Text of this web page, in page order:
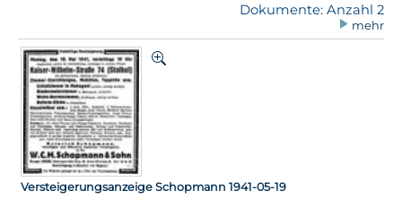
Dokumente: Anzahl 2
mehr
Versteigerungsanzeige Schopmann 1941-05-19